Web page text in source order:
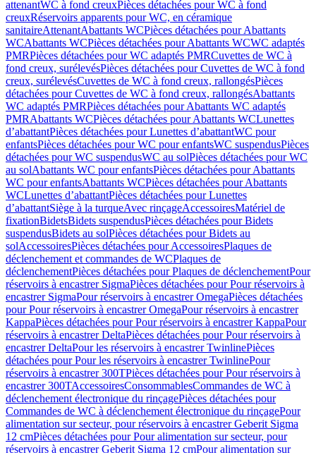
attenantWC à fond creuxPièces détachées pour WC à fond
creuxRéservoirs apparents pour WC, en céramique
sanitaireAttenantAbattants WCPièces détachées pour Abattants
WCAbattants WCPièces détachées pour Abattants WCWC adaptés
PMRPièces détachées pour WC adaptés PMRCuvettes de WC à
fond creux, surélevésPièces détachées pour Cuvettes de WC à fond
creux, surélevésCuvettes de WC à fond creux, rallongésPièces
détachées pour Cuvettes de WC à fond creux, rallongésAbattants
WC adaptés PMRPièces détachées pour Abattants WC adaptés
PMRAbattants WCPièces détachées pour Abattants WCLunettes
d’abattantPièces détachées pour Lunettes d’abattantWC pour
enfantsPièces détachées pour WC pour enfantsWC suspendusPièces
détachées pour WC suspendusWC au solPièces détachées pour WC
au solAbattants WC pour enfantsPièces détachées pour Abattants
WC pour enfantsAbattants WCPièces détachées pour Abattants
WCLunettes d’abattantPièces détachées pour Lunettes
d’abattantSiège à la turqueAvec rinçageAccessoiresMatériel de
fixationBidetsBidets suspendusPièces détachées pour Bidets
suspendusBidets au solPièces détachées pour Bidets au
solAccessoiresPièces détachées pour AccessoiresPlaques de
déclenchement et commandes de WCPlaques de
déclenchementPièces détachées pour Plaques de déclenchementPour
réservoirs à encastrer SigmaPièces détachées pour Pour réservoirs à
encastrer SigmaPour réservoirs à encastrer OmegaPièces détachées
pour Pour réservoirs à encastrer OmegaPour réservoirs à encastrer
KappaPièces détachées pour Pour réservoirs à encastrer KappaPour
réservoirs à encastrer DeltaPièces détachées pour Pour réservoirs à
encastrer DeltaPour les réservoirs à encastrer TwinlinePièces
détachées pour Pour les réservoirs à encastrer TwinlinePour
réservoirs à encastrer 300TPièces détachées pour Pour réservoirs à
encastrer 300TAccessoiresConsommablesCommandes de WC à
déclenchement électronique du rinçagePièces détachées pour
Commandes de WC à déclenchement électronique du rinçagePour
alimentation sur secteur, pour réservoirs à encastrer Geberit Sigma
12 cmPièces détachées pour Pour alimentation sur secteur, pour
réservoirs à encastrer Geberit Sigma 12 cmPour alimentation sur